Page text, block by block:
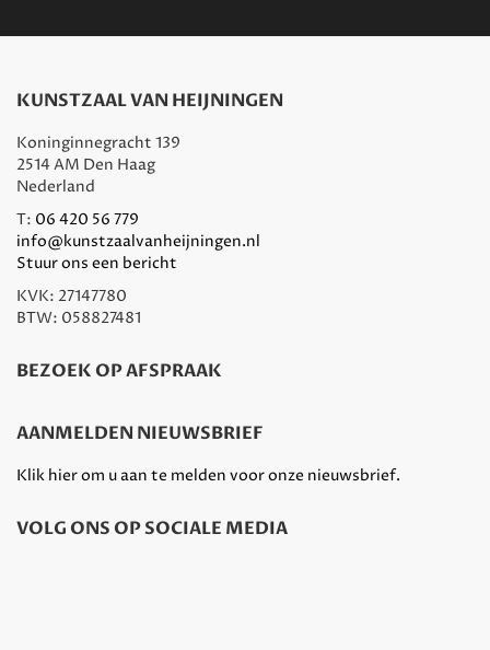
KUNSTZAAL VAN HEIJNINGEN
Koninginnegracht 139
2514 AM Den Haag
Nederland
T: 06 420 56 779
info@kunstzaalvanheijningen.nl
Stuur ons een bericht
KVK: 27147780
BTW: 058827481
BEZOEK OP AFSPRAAK
AANMELDEN NIEUWSBRIEF
Klik hier om u aan te melden voor onze nieuwsbrief.
VOLG ONS OP SOCIALE MEDIA